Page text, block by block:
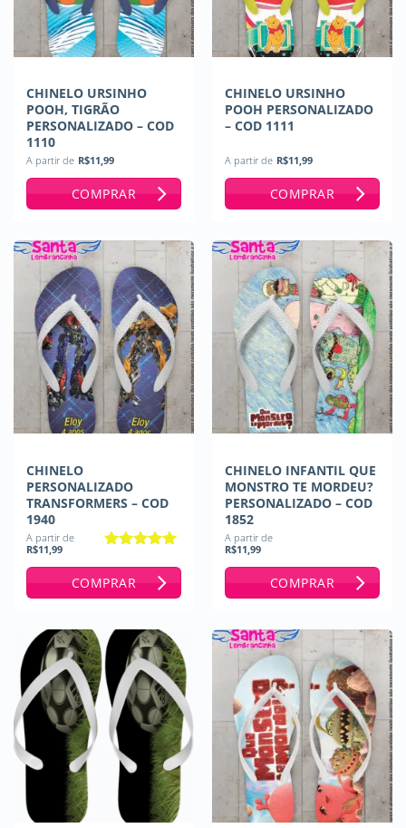
CHINELO URSINHO
POOH, TIGRÃO
PERSONALIZADO – COD
1110
A partir de R$11,99
COMPRAR
CHINELO URSINHO
POOH PERSONALIZADO
– COD 1111
A partir de R$11,99
COMPRAR
CHINELO
PERSONALIZADO
TRANSFORMERS – COD
1940
A partir de
R$11,99
COMPRAR
CHINELO INFANTIL QUE
MONSTRO TE MORDEU?
PERSONALIZADO – COD
1852
A partir de
R$11,99
COMPRAR